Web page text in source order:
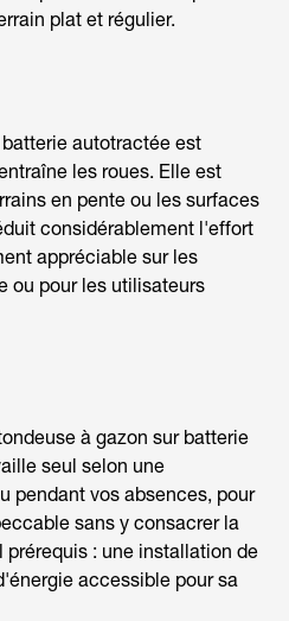
plat et régulier.
autotractée est
les roues. Elle est
en pente ou les surfaces
considérablement l'effort
appréciable sur les
ou pour les utilisateurs
à gazon sur batterie
seul selon une
pendant vos absences, pour
sans y consacrer la
prérequis : une installation de
accessible pour sa